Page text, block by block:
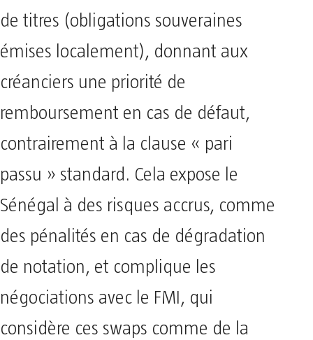
de titres (obligations souveraines
émises localement), donnant aux
créanciers une priorité de
remboursement en cas de défaut,
contrairement à la clause « pari
passu » standard. Cela expose le
Sénégal à des risques accrus, comme
des pénalités en cas de dégradation
de notation, et complique les
négociations avec le FMI, qui
considère ces swaps comme de la